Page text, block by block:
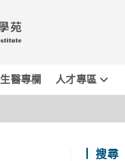
生醫專欄 人才專區
搜尋